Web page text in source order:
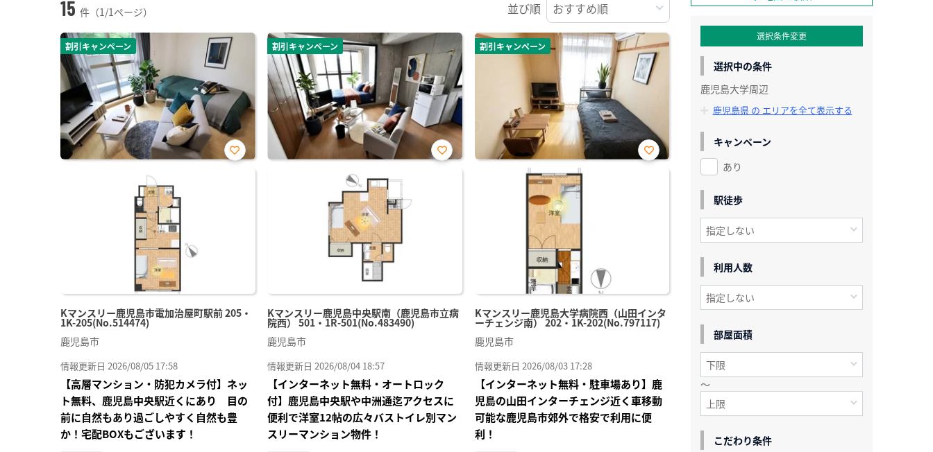
15 件（1/1ページ） 並び順
割引キャンペーン
Kマンスリー鹿児島市電加治屋町駅前 205・
1K-205(No.514474)
お気
鹿児島市
情報更新日 2026/08/05 17:58
【高層マンション・防犯カメラ付】ネッ
ト無料、鹿児島中央駅近くにあり 目の
前に自然もあり過ごしやすく自然も豊
か！宅配BOXもございます！
割引キャンペーン
Kマンスリー鹿児島中央駅南（鹿児島市立病
院西） 501・1R-501(No.483490)
お気
鹿児島市
情報更新日 2026/08/04 18:57
【インターネット無料・オートロック
付】鹿児島中央駅や中洲通迄アクセスに
便利で洋室12帖の広々バストイレ別マン
スリーマンション物件！
割引キャンペーン
Kマンスリー鹿児島大学病院西（山田インタ
ーチェンジ南） 202・1K-202(No.797117)
お気
鹿児島市
情報更新日 2026/08/03 17:28
【インターネット無料・駐車場あり】鹿
児島の山田インターチェンジ近く車移動
可能な鹿児島市郊外で格安で利用に便
利！
選択条件変更
選択中の条件
鹿児島大学周辺
鹿児島県 の エリアを全て表示する
キャンペーン
あり
駅徒歩
利用人数
部屋面積
～
こだわり条件